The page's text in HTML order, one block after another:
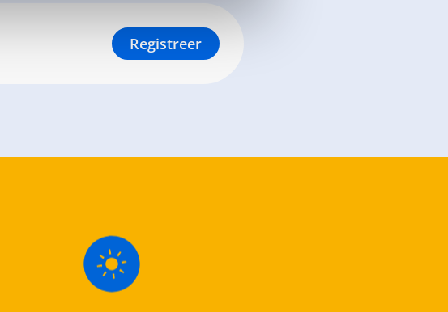
Registreer